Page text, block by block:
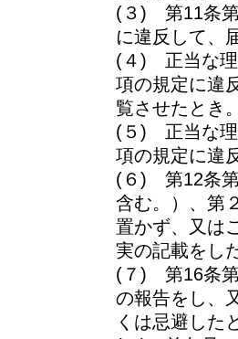
(３) 第11条第
に違反して、
(４) 正当な理
項の規定に違
覧させたとき
(５) 正当な理
項の規定に違
(６) 第12条第
含む。）、第
置かず、又は
実の記載をし
(７) 第16条第
の報告をし、
くは忌避した